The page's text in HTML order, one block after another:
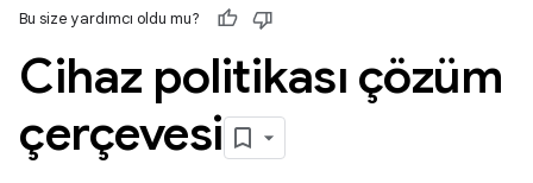
Bu size yardımcı oldu mu?
Cihaz politikası çözüm
çerçevesi